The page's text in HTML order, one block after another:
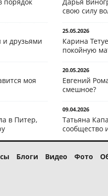
и друзьями
моя
в Питер,
свою силу
25.05.2026
Карина
покойную
20.05.2026
Евгений
смешное?
09.04.2026
Татьяна
сообщество
Блоги Видео Фото